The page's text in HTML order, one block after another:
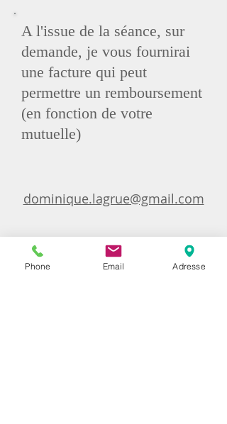
A l'issue de la séance, sur
demande, je vous fournirai
une facture qui peut
permettre un remboursement
(en fonction de votre
mutuelle)
dominique.lagrue@gmail.com
Phone Email Adresse